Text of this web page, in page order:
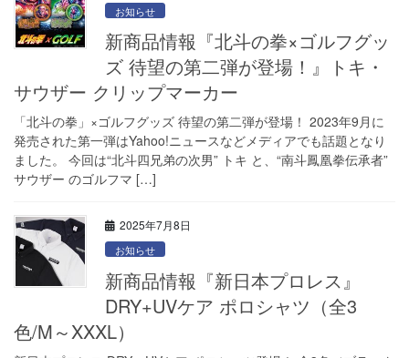
お知らせ
新商品情報『北斗の拳×ゴルフグッ
ズ 待望の第二弾が登場！』トキ・
サウザー クリップマーカー
「北斗の拳」×ゴルフグッズ 待望の第二弾が登場！ 2023年9月に
発売された第一弾はYahoo!ニュースなどメディアでも話題となり
ました。 今回は“北斗四兄弟の次男” トキ と、“南斗鳳凰拳伝承者”
サウザー のゴルフマ […]
2025年7月8日
お知らせ
新商品情報『新日本プロレス』
DRY+UVケア ポロシャツ（全3
色/M～XXXL）